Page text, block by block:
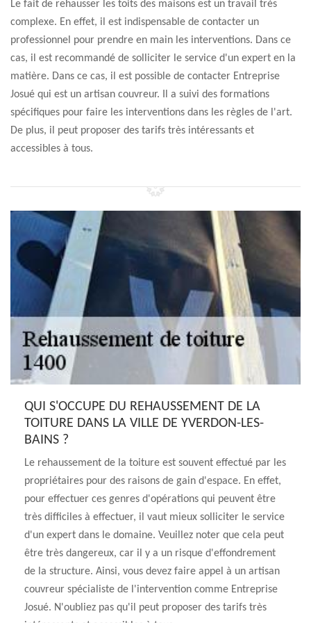
Le fait de rehausser les toits des maisons est un travail très
complexe. En effet, il est indispensable de contacter un
professionnel pour prendre en main les interventions. Dans ce
cas, il est recommandé de solliciter le service d'un expert en la
matière. Dans ce cas, il est possible de contacter Entreprise
Josué qui est un artisan couvreur. Il a suivi des formations
spécifiques pour faire les interventions dans les règles de l'art.
De plus, il peut proposer des tarifs très intéressants et
accessibles à tous.
QUI S'OCCUPE DU REHAUSSEMENT DE LA
TOITURE DANS LA VILLE DE YVERDON-LES-
BAINS ?
Le rehaussement de la toiture est souvent effectué par les
propriétaires pour des raisons de gain d'espace. En effet,
pour effectuer ces genres d'opérations qui peuvent être
très difficiles à effectuer, il vaut mieux solliciter le service
d'un expert dans le domaine. Veuillez noter que cela peut
être très dangereux, car il y a un risque d'effondrement
de la structure. Ainsi, vous devez faire appel à un artisan
couvreur spécialiste de l'intervention comme Entreprise
Josué. N'oubliez pas qu'il peut proposer des tarifs très